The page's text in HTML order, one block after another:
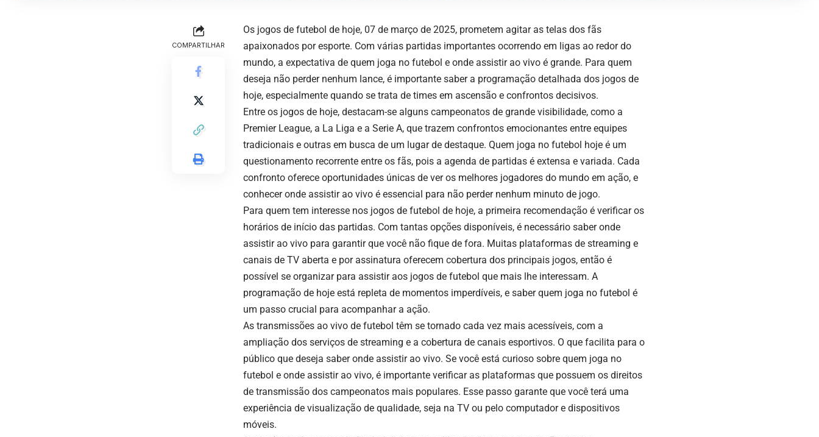
COMPARTILHAR
Os jogos de futebol de hoje, 07 de março de 2025, prometem agitar as telas dos fãs
apaixonados por esporte. Com várias partidas importantes ocorrendo em ligas ao redor do
mundo, a expectativa de quem joga no futebol e onde assistir ao vivo é grande. Para quem
deseja não perder nenhum lance, é importante saber a programação detalhada dos jogos de
hoje, especialmente quando se trata de times em ascensão e confrontos decisivos.
Entre os jogos de hoje, destacam-se alguns campeonatos de grande visibilidade, como a
Premier League, a La Liga e a Serie A, que trazem confrontos emocionantes entre equipes
tradicionais e outras em busca de um lugar de destaque. Quem joga no futebol hoje é um
questionamento recorrente entre os fãs, pois a agenda de partidas é extensa e variada. Cada
confronto oferece oportunidades únicas de ver os melhores jogadores do mundo em ação, e
conhecer onde assistir ao vivo é essencial para não perder nenhum minuto de jogo.
Para quem tem interesse nos jogos de futebol de hoje, a primeira recomendação é verificar os
horários de início das partidas. Com tantas opções disponíveis, é necessário saber onde
assistir ao vivo para garantir que você não fique de fora. Muitas plataformas de streaming e
canais de TV aberta e por assinatura oferecem cobertura dos principais jogos, então é
possível se organizar para assistir aos jogos de futebol que mais lhe interessam. A
programação de hoje está repleta de momentos imperdíveis, e saber quem joga no futebol é
um passo crucial para acompanhar a ação.
As transmissões ao vivo de futebol têm se tornado cada vez mais acessíveis, com a
ampliação dos serviços de streaming e a cobertura de canais esportivos. O que facilita para o
público que deseja saber onde assistir ao vivo. Se você está curioso sobre quem joga no
futebol e onde assistir ao vivo, é importante verificar as plataformas que possuem os direitos
de transmissão dos campeonatos mais populares. Esse passo garante que você terá uma
experiência de visualização de qualidade, seja na TV ou pelo computador e dispositivos
móveis.